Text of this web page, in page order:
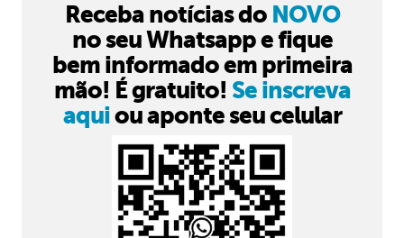
Receba notícias do NOVO
no seu Whatsapp e fique
bem informado em primeira
mão! É gratuito! Se inscreva
aquiou aponte seu celular